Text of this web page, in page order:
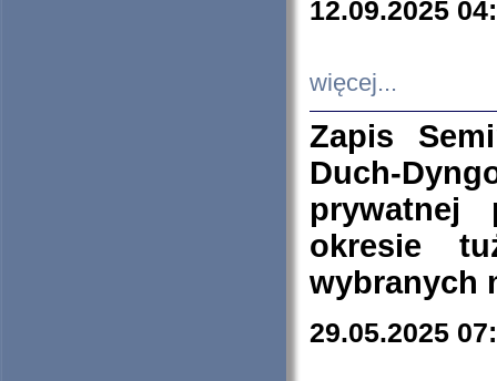
12.09.2025
więcej...
Zapis
Duch-
prywatnej
okresie
wybranych
29.05.2025